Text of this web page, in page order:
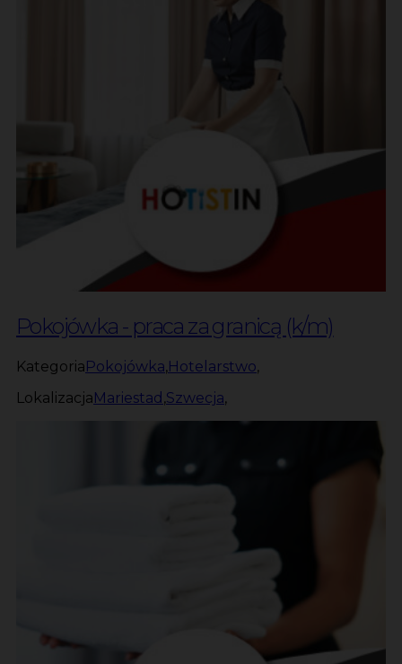
Pokojówka - praca za granicą (k/m)
KategoriaPokojówka,Hotelarstwo,
LokalizacjaMariestad ,Szwecja,